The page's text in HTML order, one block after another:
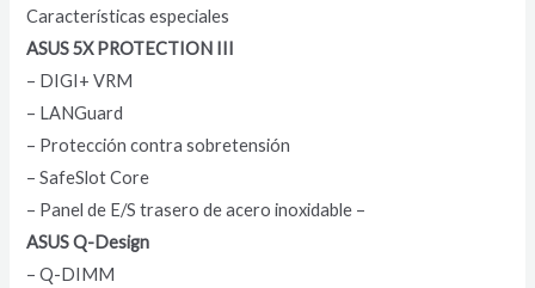
Características especiales
ASUS 5X PROTECTION III
– DIGI+ VRM
– LANGuard
– Protección contra sobretensión
– SafeSlot Core
– Panel de E/S trasero de acero inoxidable –
ASUS Q-Design
– Q-DIMM